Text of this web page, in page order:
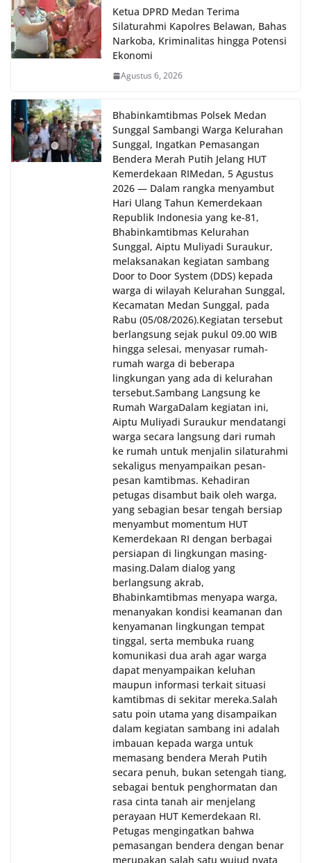
dan kondusif hingga puncak perayaan HUT
Kemerdekaan RI berlangsung.‎‎Wujud Kedekatan
Polri dengan Masyarakat‎Kegiatan sambang Door
to Door System ini merupakan salah satu bentuk
mengedepankan kehadiran dan kedekatan
kegiatan semacam ini, Bhabinkamtibmas tidak
hanya berperan sebagai penyampai informasi
dan imbauan, tetapi juga sebagai mitra
masyarakat dalam menjaga keamanan lingkungan
secara bersama-sama.‎‎Kehadiran
Bhabinkamtibmas di tengah-tengah warga
diharapkan dapat semakin mempererat
hubungan kemitraan antara Polri dan
masyarakat, sekaligus membangun kesadaran
kolektif warga akan pentingnya menjaga
keamanan, ketertiban, dan kekompakan
lingkungan, khususnya dalam menyambut
momentum bersejarah HUT Kemerdekaan
Republik Indonesia.‎Kegiatan sambang ini
rencananya akan terus dilaksanakan secara rutin
oleh Bhabinkamtibmas di wilayah Kelurahan
Sunggal sebagai bagian dari upaya menciptakan
situasi Kamtibmas yang aman dan kondusif,
sekaligus menumbuhkan semangat nasionalisme
warga dalam menyambut Hari Kemerdekaan RI.
Ketua DPRD Medan Terima
Silaturahmi Kapolres Belawan, Bahas
Narkoba, Kriminalitas hingga Potensi
Ekonomi
Agustus 6, 2026
Bhabinkamtibmas Polsek Medan
Sunggal Sambangi Warga Kelurahan
Sunggal, Ingatkan Pemasangan
Bendera Merah Putih Jelang HUT
Kemerdekaan RI‎‎Medan, 5 Agustus
2026 — Dalam rangka menyambut
Hari Ulang Tahun Kemerdekaan
Republik Indonesia yang ke-81,
Bhabinkamtibmas Kelurahan
Sunggal, Aiptu Muliyadi Suraukur,
melaksanakan kegiatan sambang
Door to Door System (DDS) kepada
warga di wilayah Kelurahan Sunggal,
Kecamatan Medan Sunggal, pada
Rabu (05/08/2026).‎‎Kegiatan tersebut
berlangsung sejak pukul 09.00 WIB
hingga selesai, menyasar rumah-
rumah warga di beberapa
lingkungan yang ada di kelurahan
tersebut.‎Sambang Langsung ke
Rumah Warga‎Dalam kegiatan ini,
Aiptu Muliyadi Suraukur mendatangi
warga secara langsung dari rumah
ke rumah untuk menjalin silaturahmi
sekaligus menyampaikan pesan-
pesan kamtibmas. Kehadiran
petugas disambut baik oleh warga,
yang sebagian besar tengah bersiap
menyambut momentum HUT
Kemerdekaan RI dengan berbagai
persiapan di lingkungan masing-
masing.‎Dalam dialog yang
berlangsung akrab,
Bhabinkamtibmas menyapa warga,
menanyakan kondisi keamanan dan
kenyamanan lingkungan tempat
tinggal, serta membuka ruang
komunikasi dua arah agar warga
dapat menyampaikan keluhan
maupun informasi terkait situasi
kamtibmas di sekitar mereka.‎‎‎Salah
satu poin utama yang disampaikan
dalam kegiatan sambang ini adalah
imbauan kepada warga untuk
memasang bendera Merah Putih
secara penuh, bukan setengah tiang,
sebagai bentuk penghormatan dan
rasa cinta tanah air menjelang
perayaan HUT Kemerdekaan RI.
Petugas mengingatkan bahwa
pemasangan bendera dengan benar
merupakan salah satu wujud nyata